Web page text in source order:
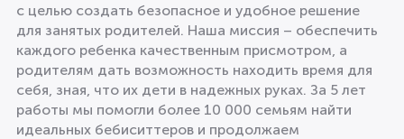
с целью создать безопасное и удобное решение
для занятых родителей. Наша миссия – обеспечить
каждого ребенка качественным присмотром, а
родителям дать возможность находить время для
себя, зная, что их дети в надежных руках. За 5 лет
работы мы помогли более 10 000 семьям найти
идеальных бебиситтеров и продолжаем